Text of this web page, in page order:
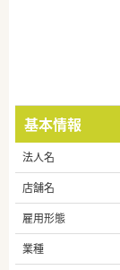
基本情報
法人名
店舗名
雇用形態
業種